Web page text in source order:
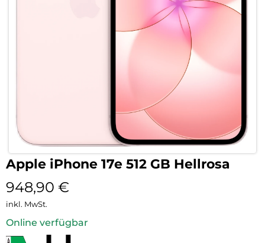
Apple iPhone 17e 512 GB Hellrosa
948,90 €
inkl. MwSt.
Online verfügbar